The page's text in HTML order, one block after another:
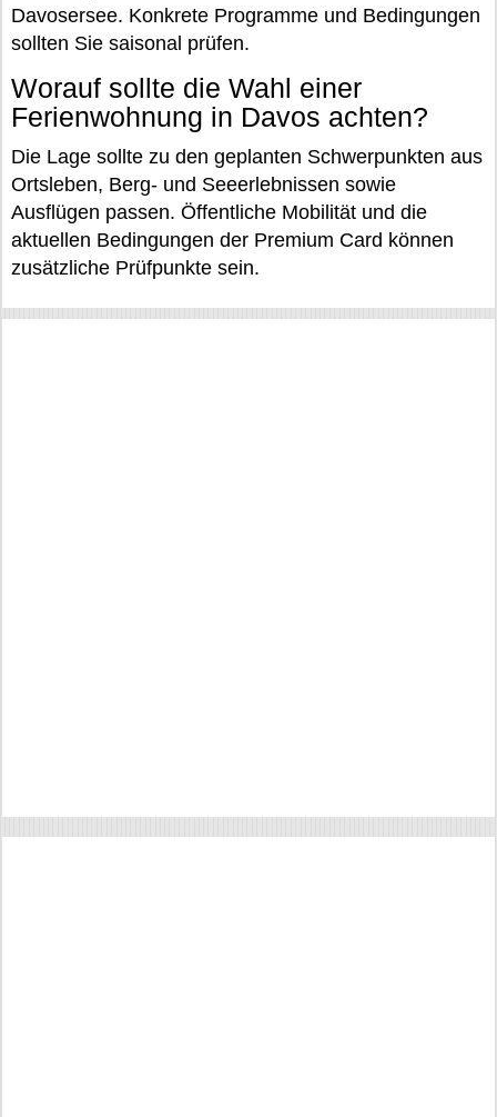
Davosersee. Konkrete Programme und Bedingungen
sollten Sie saisonal prüfen.
Worauf sollte die Wahl einer
Ferienwohnung in Davos achten?
Die Lage sollte zu den geplanten Schwerpunkten aus
Ortsleben, Berg- und Seeerlebnissen sowie
Ausflügen passen. Öffentliche Mobilität und die
aktuellen Bedingungen der Premium Card können
zusätzliche Prüfpunkte sein.